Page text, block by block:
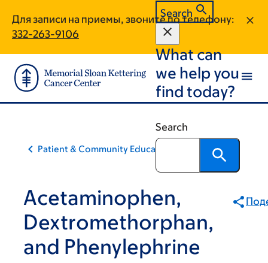
main
content
footer
Для записи на приемы, звоните по телефону:
332-263-9106
Search
What can
we help you
find today?
Search
Patient & Community Education
Acetaminophen,
Dextromethorphan,
and Phenylephrine